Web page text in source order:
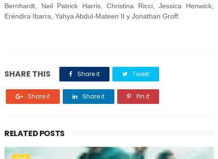
Bernhardt, Neil Patrick Harris, Christina Ricci, Jessica Henwick,
Eréndira Ibarra, Yahya Abdul-Mateen II y Jonathan Groff.
SHARE THIS Share it Tweet
Share it Share it Pin it
RELATED POSTS